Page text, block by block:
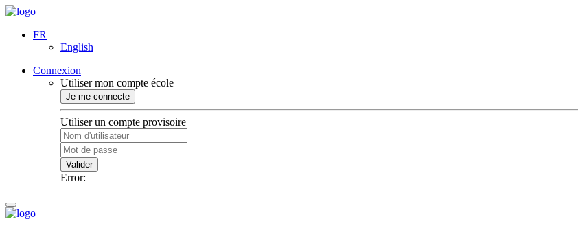
FR
English
Connexion
Utiliser mon compte école
Je me connecte
Utiliser un compte provisoire
Valider
Error: